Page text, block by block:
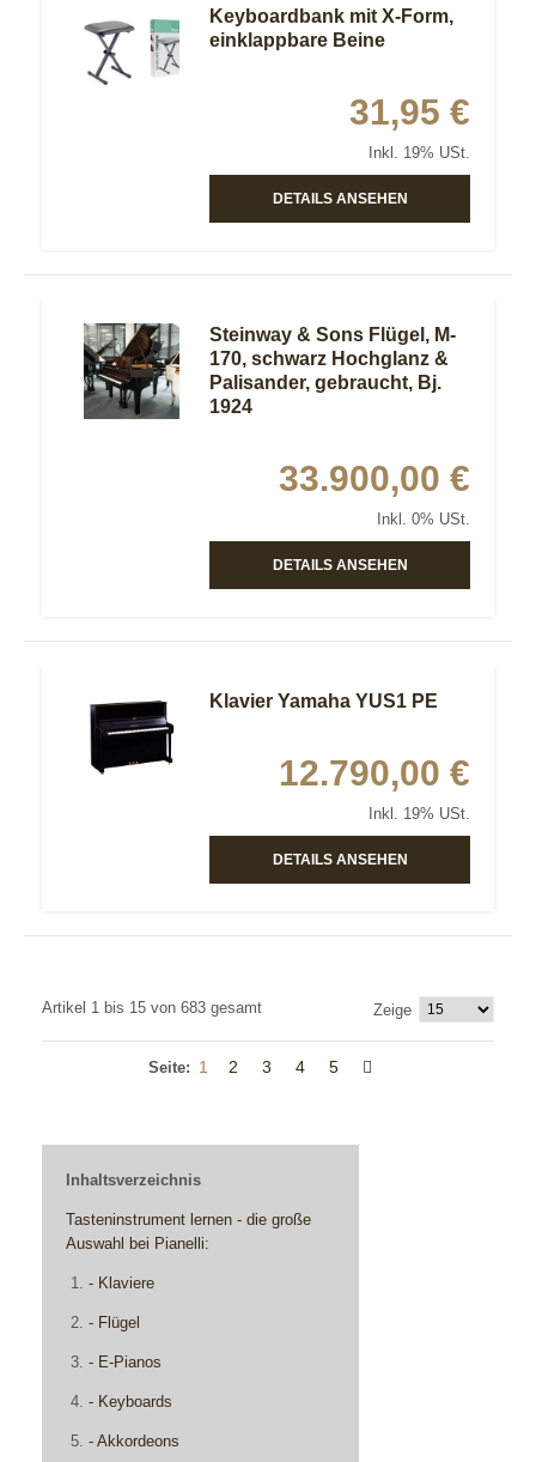
Keyboardbank mit X-Form,
einklappbare Beine
31,95 €
Inkl. 19% USt.
DETAILS ANSEHEN
Steinway & Sons Flügel, M-
170, schwarz Hochglanz &
Palisander, gebraucht, Bj.
1924
33.900,00 €
Inkl. 0% USt.
DETAILS ANSEHEN
Klavier Yamaha YUS1 PE
12.790,00 €
Inkl. 19% USt.
DETAILS ANSEHEN
Artikel 1 bis 15 von 683 gesamt Zeige
Seite: 1 2 3 4 5
Inhaltsverzeichnis
Tasteninstrument lernen - die große
Auswahl bei Pianelli:
- Klaviere
- Flügel
- E-Pianos
- Keyboards
- Akkordeons